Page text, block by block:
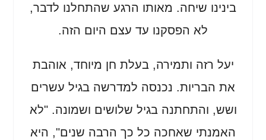
בינינו שיחה. מאותו הרגע שהתחלנו לדבר,
לא הפסקנו עד עצם היום הזה.
יעל רזה ותמירה, בעלת חן מיוחד, אוהבת
את הבריות. נכנסה למדרשה בגיל עשרים
ושש, והתחתנה בגיל שלושים ושמונה. "לא
האמנתי שאחכה כל כך הרבה שנים", היא